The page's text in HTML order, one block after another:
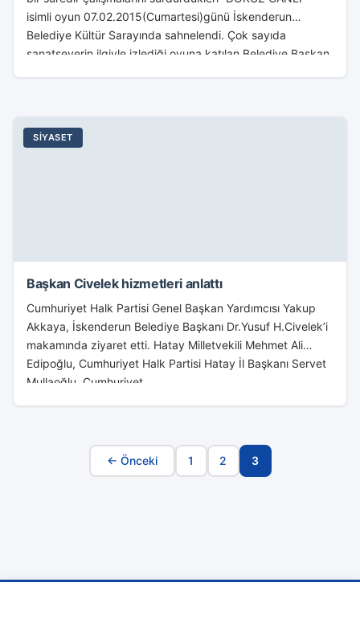
isimli oyun 07.02.2015(Cumartesi)günü İskenderun
Belediye Kültür Sarayında sahnelendi. Çok sayıda
sanatseverin ilgiyle izlediği oyuna katılan Belediye Başkan
SIYASET
Başkan Civelek hizmetleri anlattı
Cumhuriyet Halk Partisi Genel Başkan Yardımcısı Yakup
Akkaya, İskenderun Belediye Başkanı Dr.Yusuf H.Civelek’i
makamında ziyaret etti. Hatay Milletvekili Mehmet Ali
Edipoğlu, Cumhuriyet Halk Partisi Hatay İl Başkanı Servet
Mullaoğlu, Cumhuriyet...
Sayfa
← Önceki 1 2 3